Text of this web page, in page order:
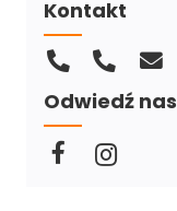
Kontakt
Odwiedź nas